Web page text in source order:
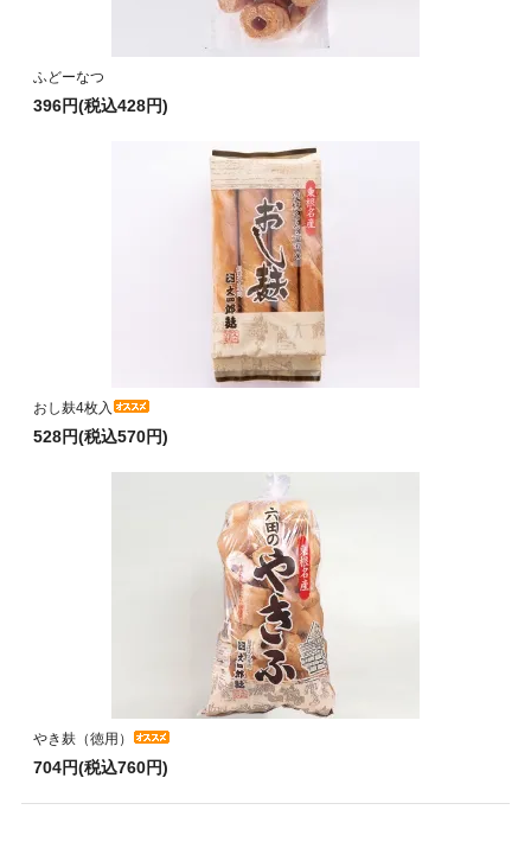
ふどーなつ
396円(税込428円)
おし麸4枚入
528円(税込570円)
やき麸（徳用）
704円(税込760円)